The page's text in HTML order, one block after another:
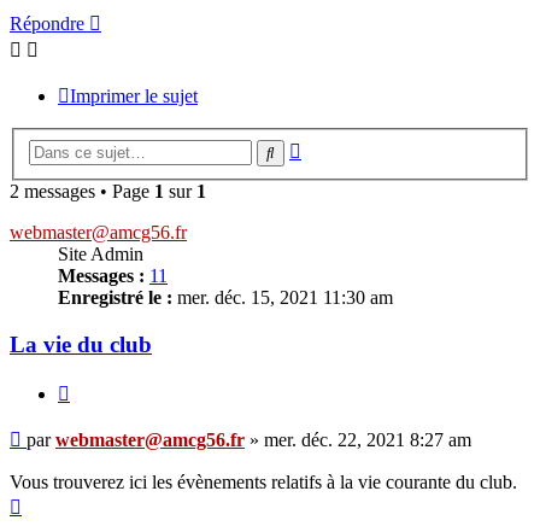
Répondre
Imprimer le sujet
Rechercher
2 messages • Page 1 sur 1
webmaster@amcg56.fr
Site Admin
Messages : 11
Enregistré le : mer. déc. 15, 2021 11:30 am
La vie du club
Message
parwebmaster@amcg56.fr » mer. déc. 22, 2021 8:27 am
Vous trouverez ici les évènements relatifs à la vie courante du club.